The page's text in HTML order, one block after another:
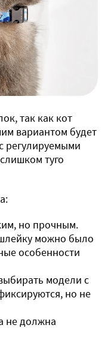
так как кот
вариантом будет
регулируемыми
туго
но прочным.
можно было
особенности
модели с
но не
не должна